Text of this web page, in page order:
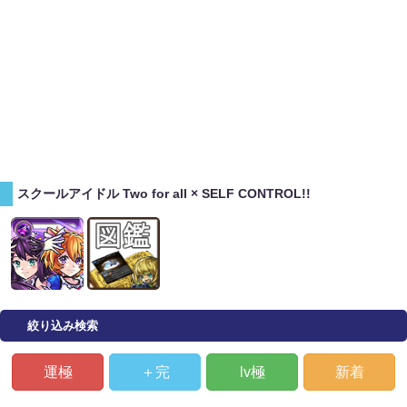
スクールアイドル Two for all × SELF CONTROL!!
絞り込み検索
運極 ＋完 lv極 新着